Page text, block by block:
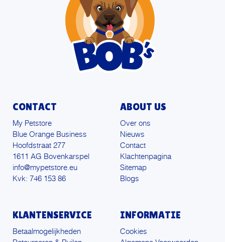
CONTACT
My Petstore
Blue Orange Business
Hoofdstraat 277
1611 AG Bovenkarspel
info@mypetstore.eu
Kvk: 746 153 86
ABOUT US
Over ons
Nieuws
Contact
Klachtenpagina
Sitemap
Blogs
KLANTENSERVICE
Betaalmogelijkheden
INFORMATIE
Cookies